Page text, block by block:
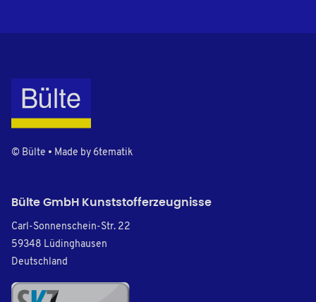
© Bülte • Made by 6tematik
Bülte GmbH Kunststofferzeugnisse
Carl-Sonnenschein-Str. 22
59348 Lüdinghausen
Deutschland